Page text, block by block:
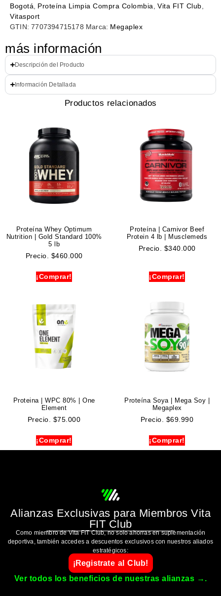
Bogotá
Proteína Limpia Compra Colombia ,Vita FIT Club
Vitasport
GTIN:7707394715178 Marca: Megaplex
más información
Descripción del Producto
Información Detallada
Productos relacionados
Proteína Whey Optimum
Nutrition | Gold Standard 100%
5 lb
Precio. $460.000
¡Comprar!
Proteína | Carnivor Beef
Protein 4 lb | Musclemeds
Precio. $340.000
¡Comprar!
Proteina | WPC 80% | One
Element
Precio. $75.000
¡Comprar!
Proteína Soya | Mega Soy |
Megaplex
Precio. $69.990
¡Comprar!
Alianzas Exclusivas para Miembros Vita
FIT Club
Como miembro de Vita FIT Club, no solo ahorras en suplementación
deportiva, también accedes a descuentos exclusivos con nuestros aliados
estratégicos:
¡Registrate al Club!
Ver todos los beneficios de nuestras alianzas →.